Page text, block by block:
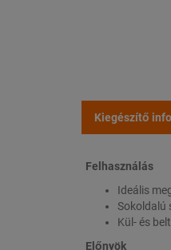
Kiegészítő
Felhasználás
Ideális
Sokoldalú
Kül- és
Előnyök